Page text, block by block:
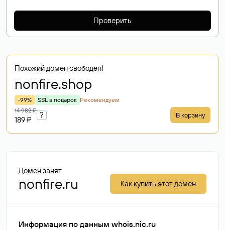
Проверить
Похожий домен свободен!
nonfire.shop
-99% SSL в подарок Рекомендуем
14 982 ₽
189 ₽
? В корзину
Домен занят
nonfire.ru Как купить этот домен
Информация по данным whois.nic.ru